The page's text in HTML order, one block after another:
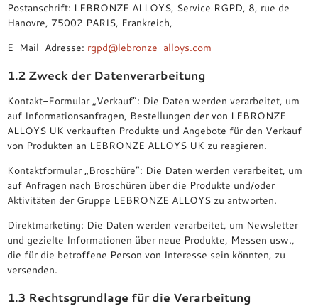
Postanschrift: LEBRONZE ALLOYS, Service RGPD, 8, rue de
Hanovre, 75002 PARIS, Frankreich,
E-Mail-Adresse: rgpd@lebronze-alloys.com
1.2 Zweck der Datenverarbeitung
Kontakt-Formular „Verkauf“: Die Daten werden verarbeitet, um
auf Informationsanfragen, Bestellungen der von LEBRONZE
ALLOYS UK verkauften Produkte und Angebote für den Verkauf
von Produkten an LEBRONZE ALLOYS UK zu reagieren.
Kontaktformular „Broschüre“: Die Daten werden verarbeitet, um
auf Anfragen nach Broschüren über die Produkte und/oder
Aktivitäten der Gruppe LEBRONZE ALLOYS zu antworten.
Direktmarketing: Die Daten werden verarbeitet, um Newsletter
und gezielte Informationen über neue Produkte, Messen usw.,
die für die betroffene Person von Interesse sein könnten, zu
versenden.
1.3 Rechtsgrundlage für die Verarbeitung